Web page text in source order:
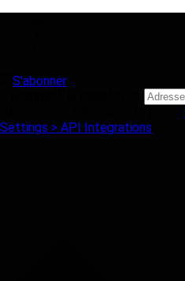
S'abonner
Settings > API Integrations